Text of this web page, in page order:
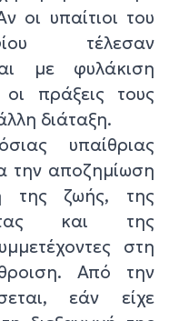
οι υπαίτιοι του
τέλεσαν
με φυλάκιση
πράξεις τους
διάταξη.
υπαίθριας
την αποζημίωση
της ζωής, της
και της
στη
Από την
εάν είχε